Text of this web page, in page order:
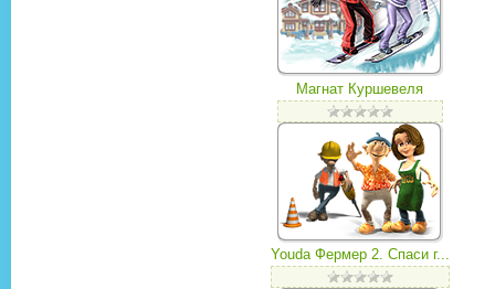
Магнат Куршевеля
Youda Фермер 2. Спаси г...